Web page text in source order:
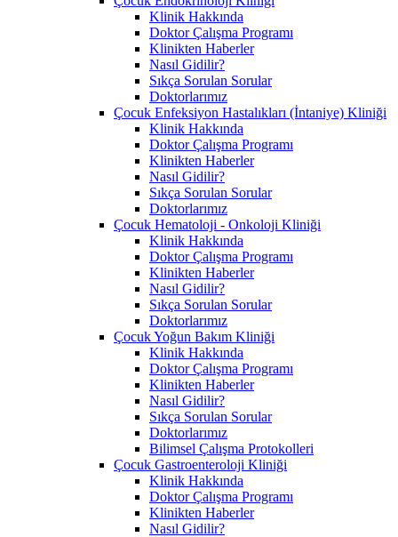
Klinik Hakkında
Doktor Çalışma Programı
Klinikten Haberler
Nasıl Gidilir?
Sıkça Sorulan Sorular
Doktorlarımız
Çocuk Enfeksiyon Hastalıkları (İntaniye) Kliniği
Klinik Hakkında
Doktor Çalışma Programı
Klinikten Haberler
Nasıl Gidilir?
Sıkça Sorulan Sorular
Doktorlarımız
Çocuk Hematoloji - Onkoloji Kliniği
Klinik Hakkında
Doktor Çalışma Programı
Klinikten Haberler
Nasıl Gidilir?
Sıkça Sorulan Sorular
Doktorlarımız
Çocuk Yoğun Bakım Kliniği
Klinik Hakkında
Doktor Çalışma Programı
Klinikten Haberler
Nasıl Gidilir?
Sıkça Sorulan Sorular
Doktorlarımız
Bilimsel Çalışma Protokolleri
Çocuk Gastroenteroloji Kliniği
Klinik Hakkında
Doktor Çalışma Programı
Klinikten Haberler
Nasıl Gidilir?